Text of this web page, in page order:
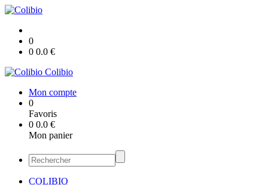
0
0 0.0 €
Colibio
Mon compte
0
Favoris
0 0.0 €
Mon panier
COLIBIO